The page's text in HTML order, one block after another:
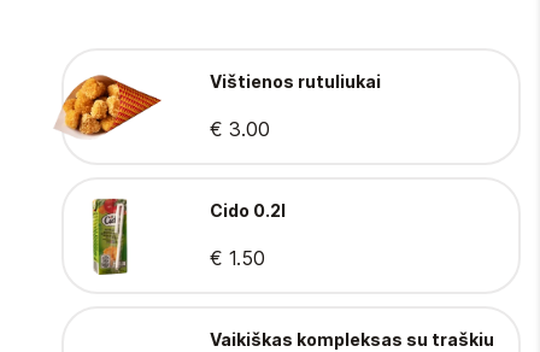
Vištienos rutuliukai
€ 3.00
Cido 0.2l
€ 1.50
Vaikiškas kompleksas su traškiu